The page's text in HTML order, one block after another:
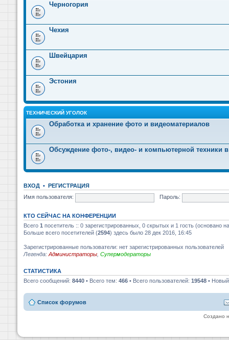
Черногория
Чехия
Швейцария
Эстония
ТЕХНИЧЕСКИЙ УГОЛОК
Обработка и хранение фото и видеоматериалов
Обсуждение фото-, видео- и компьютерной техники в
ВХОД • РЕГИСТРАЦИЯ
Имя пользователя:
Пароль:
КТО СЕЙЧАС НА КОНФЕРЕНЦИИ
Всего 1 посетитель :: 0 зарегистрированных, 0 скрытых и 1 гость (основано
Больше всего посетителей (2594) здесь было 28 дек 2016, 16:45
Зарегистрированные пользователи: нет зарегистрированных пользователей
Легенда: Администраторы Супермодераторы
СТАТИСТИКА
Всего сообщений: 8440 • Всего тем: 466 • Всего пользователей: 19548 •
Список форумов
Создано